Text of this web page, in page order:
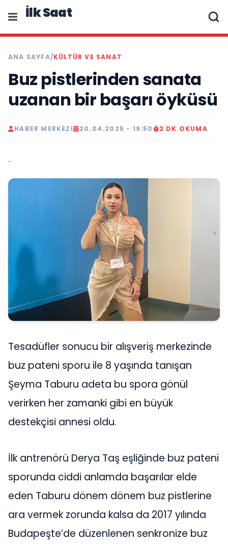
İlk Saat
ANA SAYFA/KÜLTÜR VE SANAT
Buz pistlerinden sanata
uzanan bir başarı öyküsü
HABER MERKEZI 20.04.2025 - 19:50 2 DK OKUMA
..
Tesadüfler sonucu bir alışveriş merkezinde
buz pateni sporu ile 8 yaşında tanışan
Şeyma Taburu adeta bu spora gönül
verirken her zamanki gibi en büyük
destekçisi annesi oldu.
İlk antrenörü Derya Taş eşliğinde buz pateni
sporunda ciddi anlamda başarılar elde
eden Taburu dönem dönem buz pistlerine
ara vermek zorunda kalsa da 2017 yılında
Budapeşte’de düzenlenen senkronize buz